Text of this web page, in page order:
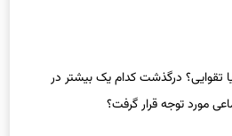
تقوایی؟ درگذشت کدام یک بیشتر در
مورد توجه قرار گرفت؟